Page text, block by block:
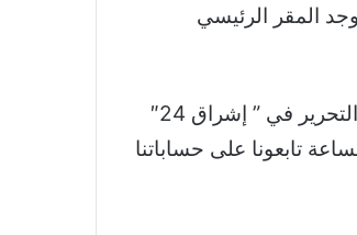
شرقي شيكاغو، حيث يوجد المقر الرئيسي
والجدير بالذكر أن خبر انفجار في مصنع بولاية إلينوي يصيب عددا من الموظفين تم اقتباسه والتعديل عليه من قبل فريق التحرير في ” إشراق 24″
تابعونا على حساباتنا